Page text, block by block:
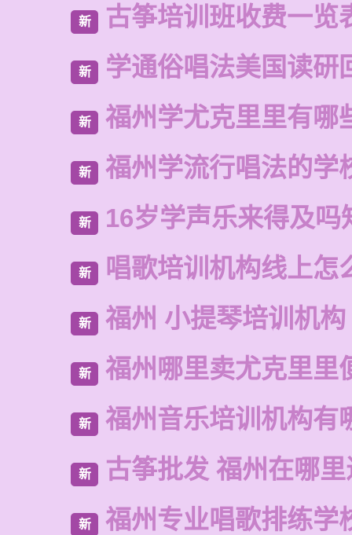
新 古筝培训班收费一览
新 学通俗唱法美国读研
新 福州学尤克里里有哪
新 福州学流行唱法的学
新 16岁学声乐来得及吗
新 唱歌培训机构线上怎
新 福州 小提琴培训机构
新 福州哪里卖尤克里里
新 福州音乐培训机构有
新 古筝批发 福州在哪
新 福州专业唱歌排练学